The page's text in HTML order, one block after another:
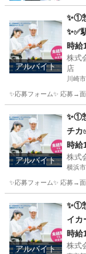
アルバイト
✨①
✨✅
ok✅
時給
株式
店
川崎市
✨応募フォーム✨ 応募→
アルバイト
✨①
チカ
養内
時給
株式
横浜市
✨応募フォーム✨ 応募→
アルバイト
✨①
イカ
養内
時給
株式